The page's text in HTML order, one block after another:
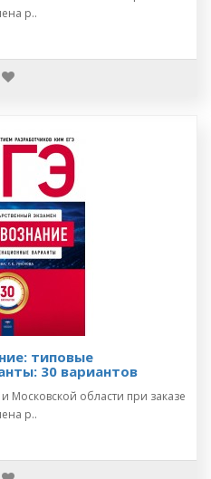
р..
типовые
30 вариантов
Московской области при заказе
р..